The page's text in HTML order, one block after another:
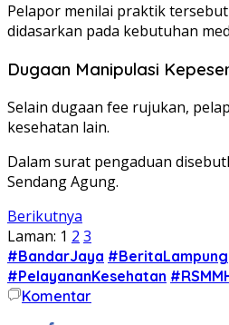
Pelapor menilai praktik
didasarkan pada kebutuhan
Dugaan Manipulasi
Selain dugaan fee rujukan,
kesehatan lain.
Dalam surat pengaduan
Sendang Agung.
Berikutnya
Laman: 1 2 3
#BandarJaya #BeritaLampung
#PelayananKesehatan
Komentar